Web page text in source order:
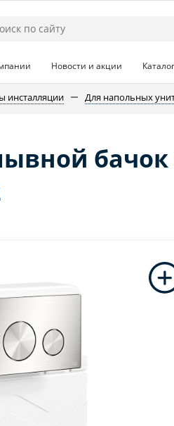
Новости и акции Каталог
инсталляции Для напольных
бачок